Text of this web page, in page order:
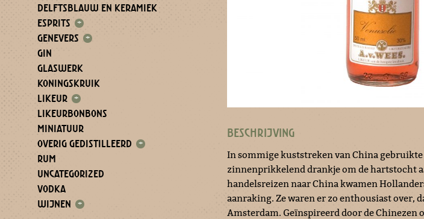
DELFTSBLAUW EN KERAMIEK
ESPRITS +
GENEVERS +
GIN
GLASWERK
KONINGSKRUIK
LIKEUR +
LIKEURBONBONS
MINIATUUR
OVERIG GEDISTILLEERD +
RUM
UNCATEGORIZED
VODKA
WIJNEN +
BESCHRIJVING
In sommige kuststreken van China gebruikte
zinnenprikkelend drankje om de hartstocht
handelsreizen naar China kwamen
aanraking. Ze waren er zo enthousiast over,
Amsterdam. Geïnspireerd door de Chinezen